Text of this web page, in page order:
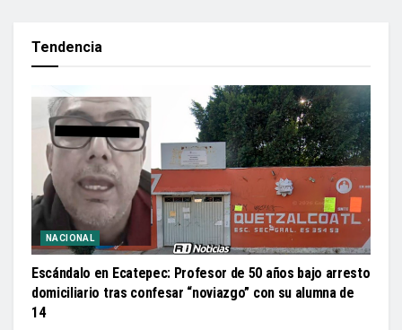
Tendencia
NACIONAL
Escándalo en Ecatepec: Profesor de 50 años bajo arresto
domiciliario tras confesar “noviazgo” con su alumna de
14